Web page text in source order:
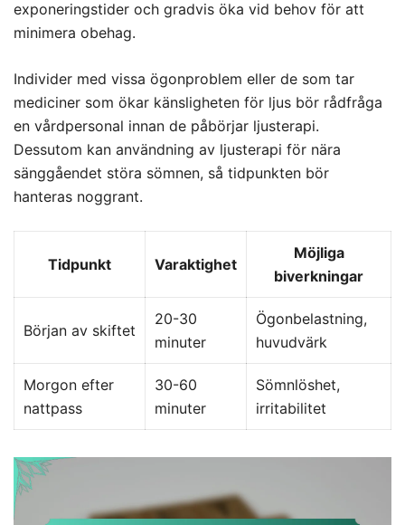
exponeringstider och gradvis öka vid behov för att
minimera obehag.
Individer med vissa ögonproblem eller de som tar
mediciner som ökar känsligheten för ljus bör rådfråga
en vårdpersonal innan de påbörjar ljusterapi.
Dessutom kan användning av ljusterapi för nära
sänggåendet störa sömnen, så tidpunkten bör
hanteras noggrant.
Tidpunkt Varaktighet
Möjliga
biverkningar
Början av skiftet
20-30
minuter
Ögonbelastning,
huvudvärk
Morgon efter
nattpass
30-60
minuter
Sömnlöshet,
irritabilitet